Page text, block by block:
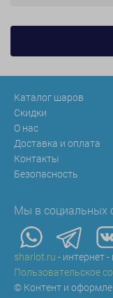
Каталог шаров
Скидки
О нас
Доставка и оплата
Контакты
Безопасность
Мы в социальных
sharlot.ru - интернет
Пользовательское
© Контент и